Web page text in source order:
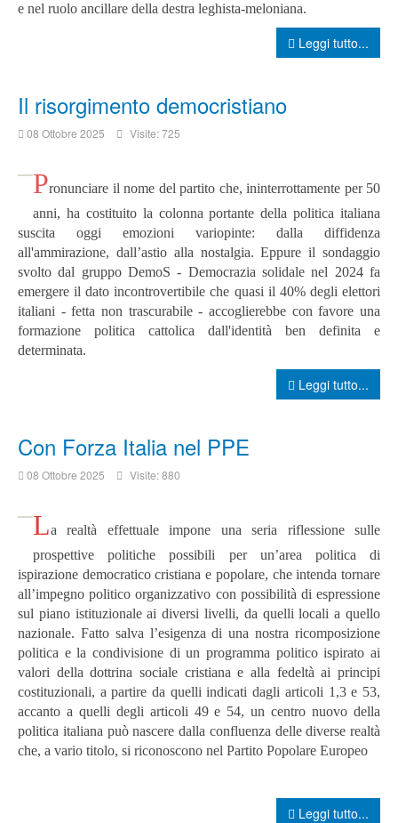
e nel ruolo ancillare della destra leghista-meloniana.
Leggi tutto...
Il risorgimento democristiano
08 Ottobre 2025 Visite: 725
Pronunciare il nome del partito che, ininterrottamente per 50
anni, ha costituito la colonna portante della politica italiana
suscita oggi emozioni variopinte: dalla diffidenza
all'ammirazione, dall’astio alla nostalgia.Eppure il sondaggio
svolto dal gruppo DemoS - Democrazia solidale nel 2024 fa
emergere il dato incontrovertibile che quasi il 40% degli elettori
italiani - fetta non trascurabile - accoglierebbe con favore una
formazione politica cattolica dall'identità ben definita e
determinata.
Leggi tutto...
Con Forza Italia nel PPE
08 Ottobre 2025 Visite: 880
La realtà effettuale impone una seria riflessione sulle
prospettive politiche possibili per un’area politica di
ispirazione democratico cristiana e popolare, che intenda tornare
all’impegno politico organizzativo con possibilità di espressione
sul piano istituzionale ai diversi livelli, da quelli locali a quello
nazionale. Fatto salva l’esigenza di una nostra ricomposizione
politica e la condivisione di un programma politico ispirato ai
valori della dottrina sociale cristiana e alla fedeltà ai principi
costituzionali, a partire da quelli indicati dagli articoli 1,3 e 53,
accanto a quelli degli articoli 49 e 54, un centro nuovo della
politica italiana può nascere dalla confluenza delle diverse realtà
che, a vario titolo, si riconoscono nel Partito Popolare Europeo
Leggi tutto...